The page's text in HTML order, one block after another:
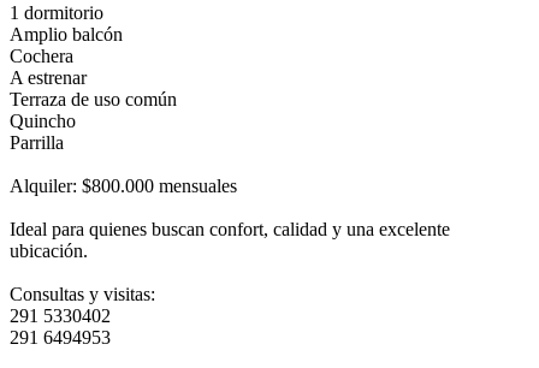
1 dormitorio
Amplio balcón
Cochera
A estrenar
Terraza de uso común
Quincho
Parrilla
Alquiler: $800.000 mensuales
Ideal para quienes buscan confort, calidad y una excelente
ubicación.
Consultas y visitas:
291 5330402
291 6494953